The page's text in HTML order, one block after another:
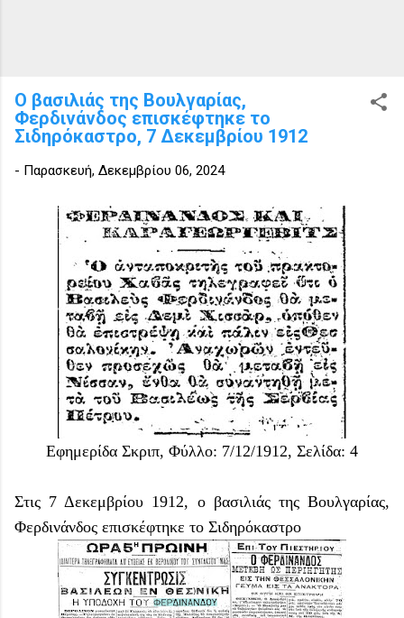
Ο βασιλιάς της Βουλγαρίας,
Φερδινάνδος επισκέφτηκε το
Σιδηρόκαστρο, 7 Δεκεμβρίου 1912
- Παρασκευή, Δεκεμβρίου 06, 2024
Εφημερίδα Σκριπ, Φύλλο: 7/12/1912, Σελίδα: 4
Στις 7 Δεκεμβρίου 1912, ο βασιλιάς της Βουλγαρίας,
Φερδινάνδος επισκέφτηκε το Σιδηρόκαστρο